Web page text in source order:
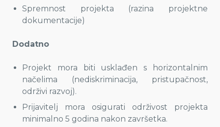
Spremnost projekta (razina projektne
dokumentacije)
Dodatno
Projekt mora biti usklađen s horizontalnim
načelima (nediskriminacija, pristupačnost,
održivi razvoj).
Prijavitelj mora osigurati održivost projekta
minimalno 5 godina nakon završetka.